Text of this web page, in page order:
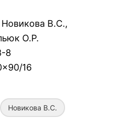
В.С.,
О.Р.
8
16
Новикова В.С.